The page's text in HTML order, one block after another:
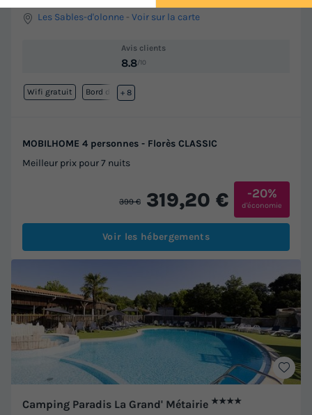
Les Sables-d'olonne -Voir sur la carte
Avis clients
8.8/10
Wifi gratuit Bord de mer
+ 8
MOBILHOME 4 personnes - Florès CLASSIC
Meilleur prix pour 7 nuits
399 € 319,20 € -20%
d'économie
Voir les hébergements
Camping Paradis La Grand' Métairie ★★★★